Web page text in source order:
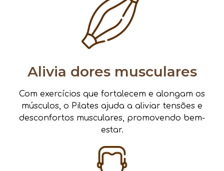
Alivia dores musculares
Com exercícios que fortalecem e alongam os
músculos, o Pilates ajuda a aliviar tensões e
desconfortos musculares, promovendo bem-
estar.